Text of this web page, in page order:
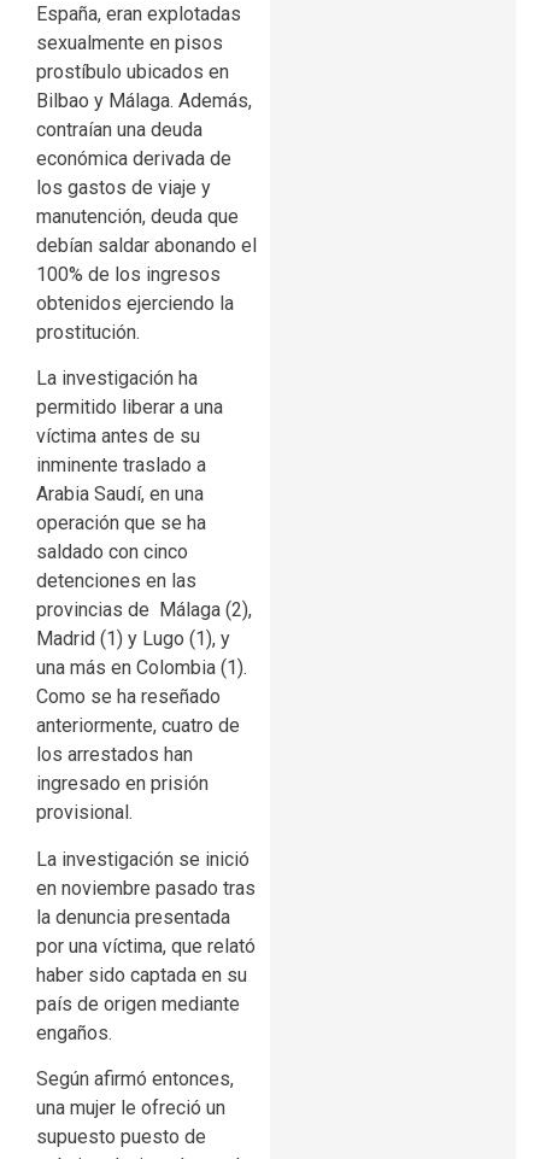
España, eran explotadas
sexualmente en pisos
prostíbulo ubicados en
Bilbao y Málaga. Además,
contraían una deuda
económica derivada de
los gastos de viaje y
manutención, deuda que
debían saldar abonando el
100% de los ingresos
obtenidos ejerciendo la
prostitución.
La investigación ha
permitido liberar a una
víctima antes de su
inminente traslado a
Arabia Saudí, en una
operación que se ha
saldado con cinco
detenciones en las
provincias de Málaga (2),
Madrid (1) y Lugo (1), y
una más en Colombia (1).
Como se ha reseñado
anteriormente, cuatro de
los arrestados han
ingresado en prisión
provisional.
La investigación se inició
en noviembre pasado tras
la denuncia presentada
por una víctima, que relató
haber sido captada en su
país de origen mediante
engaños.
Según afirmó entonces,
una mujer le ofreció un
supuesto puesto de